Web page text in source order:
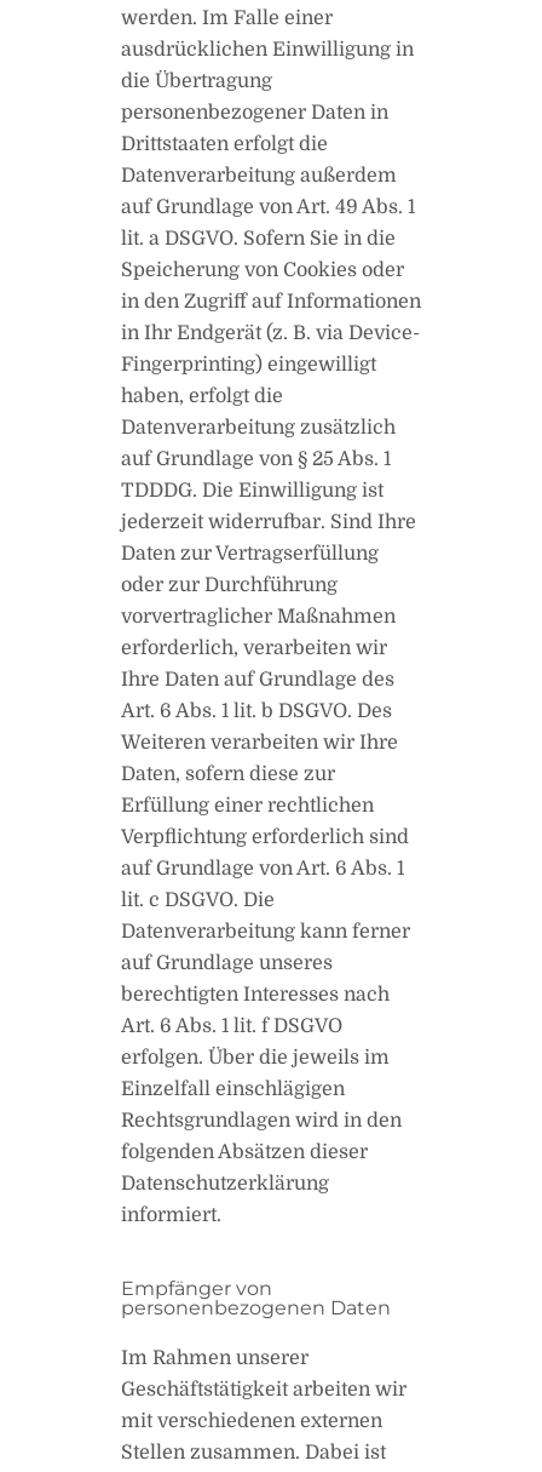
werden. Im Falle einer
ausdrücklichen Einwilligung in
die Übertragung
personenbezogener Daten in
Drittstaaten erfolgt die
Datenverarbeitung außerdem
auf Grundlage von Art. 49 Abs. 1
lit. a DSGVO. Sofern Sie in die
Speicherung von Cookies oder
in den Zugriff auf Informationen
in Ihr Endgerät (z. B. via Device-
Fingerprinting) eingewilligt
haben, erfolgt die
Datenverarbeitung zusätzlich
auf Grundlage von § 25 Abs. 1
TDDDG. Die Einwilligung ist
jederzeit widerrufbar. Sind Ihre
Daten zur Vertragserfüllung
oder zur Durchführung
vorvertraglicher Maßnahmen
erforderlich, verarbeiten wir
Ihre Daten auf Grundlage des
Art. 6 Abs. 1 lit. b DSGVO. Des
Weiteren verarbeiten wir Ihre
Daten, sofern diese zur
Erfüllung einer rechtlichen
Verpflichtung erforderlich sind
auf Grundlage von Art. 6 Abs. 1
lit. c DSGVO. Die
Datenverarbeitung kann ferner
auf Grundlage unseres
berechtigten Interesses nach
Art. 6 Abs. 1 lit. f DSGVO
erfolgen. Über die jeweils im
Einzelfall einschlägigen
Rechtsgrundlagen wird in den
folgenden Absätzen dieser
Datenschutzerklärung
informiert.
Empfänger von
personenbezogenen Daten
Im Rahmen unserer
Geschäftstätigkeit arbeiten wir
mit verschiedenen externen
Stellen zusammen. Dabei ist